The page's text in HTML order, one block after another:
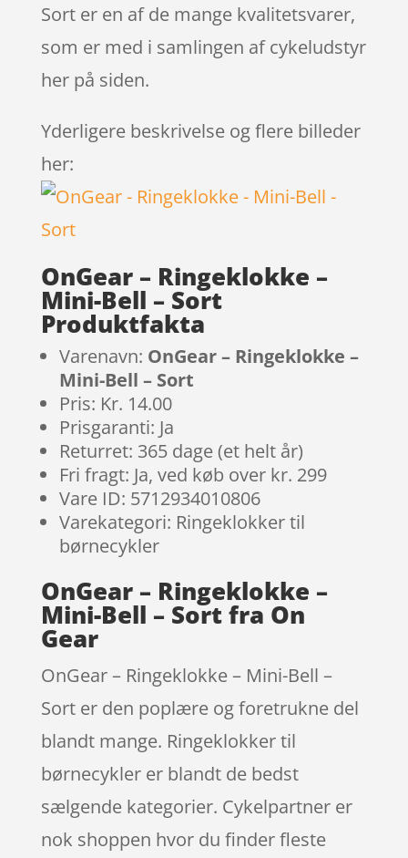
Sort er en af de mange kvalitetsvarer,
som er med i samlingen af cykeludstyr
her på siden.
Yderligere beskrivelse og flere billeder
her:
OnGear – Ringeklokke –
Mini-Bell – Sort
Produktfakta
Varenavn: OnGear – Ringeklokke –
Mini-Bell – Sort
Pris: Kr. 14.00
Prisgaranti: Ja
Returret: 365 dage (et helt år)
Fri fragt: Ja, ved køb over kr. 299
Vare ID: 5712934010806
Varekategori: Ringeklokker til
børnecykler
OnGear – Ringeklokke –
Mini-Bell – Sort fra On
Gear
OnGear – Ringeklokke – Mini-Bell –
Sort er den poplære og foretrukne del
blandt mange. Ringeklokker til
børnecykler er blandt de bedst
sælgende kategorier. Cykelpartner er
nok shoppen hvor du finder fleste